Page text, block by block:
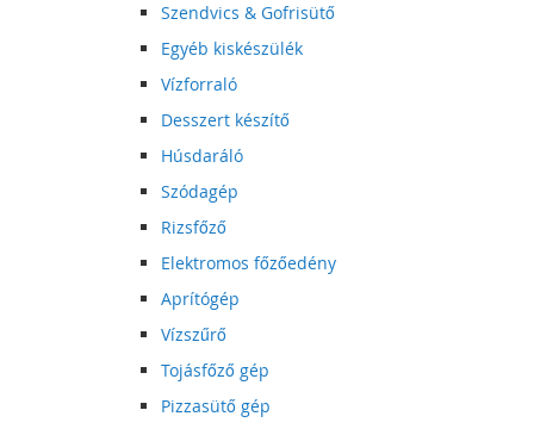
Szendvics & Gofrisütő
Egyéb kiskészülék
Vízforraló
Desszert készítő
Húsdaráló
Szódagép
Rizsfőző
Elektromos főzőedény
Aprítógép
Vízszűrő
Tojásfőző gép
Pizzasütő gép